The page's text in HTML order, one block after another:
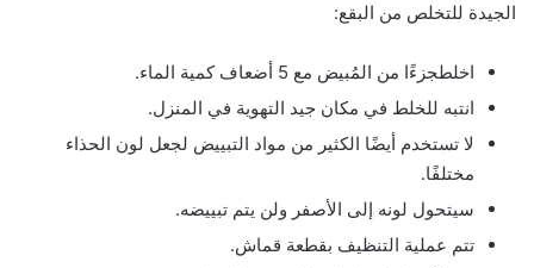
الجيدة للتخلص من البقع:
اخلطجزءًا من المُبيض مع 5 أضعاف كمية الماء.
انتبه للخلط في مكان جيد التهوية في المنزل.
لا تستخدم أيضًا الكثير من مواد التبييض لجعل لون الحذاء
مختلفًا.
سيتحول لونه إلى الأصفر ولن يتم تبييضه.
تتم عملية التنظيف بقطعة قماش.